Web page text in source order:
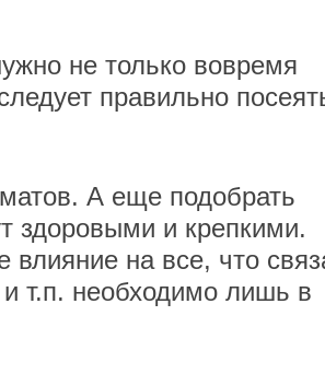
не только вовремя
правильно
А еще подобрать
здоровыми и крепкими.
влияние на все, что
т.п. необходимо лишь в